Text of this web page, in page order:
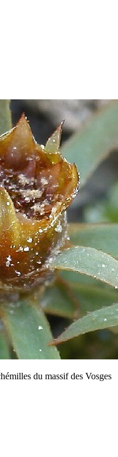
du massif des Vosges